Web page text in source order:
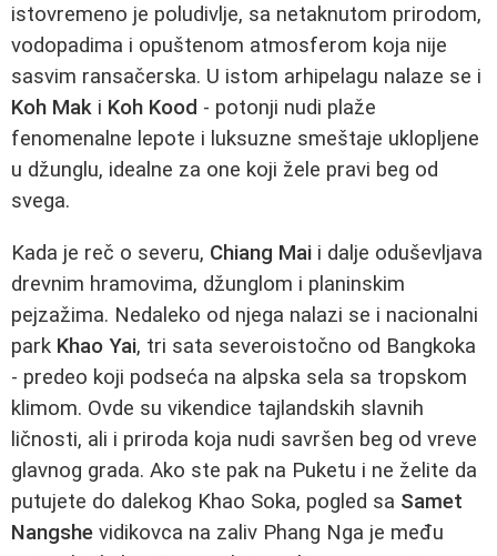
istovremeno je poludivlje, sa netaknutom prirodom,
vodopadima i opuštenom atmosferom koja nije
sasvim ransačerska. U istom arhipelagu nalaze se i
Koh Mak i Koh Kood - potonji nudi plaže
fenomenalne lepote i luksuzne smeštaje uklopljene
u džunglu, idealne za one koji žele pravi beg od
svega.
Kada je reč o severu, Chiang Mai i dalje oduševljava
drevnim hramovima, džunglom i planinskim
pejzažima. Nedaleko od njega nalazi se i nacionalni
park Khao Yai, tri sata severoistočno od Bangkoka
- predeo koji podseća na alpska sela sa tropskom
klimom. Ovde su vikendice tajlandskih slavnih
ličnosti, ali i priroda koja nudi savršen beg od vreve
glavnog grada. Ako ste pak na Puketu i ne želite da
putujete do dalekog Khao Soka, pogled sa Samet
Nangshe vidikovca na zaliv Phang Nga je među